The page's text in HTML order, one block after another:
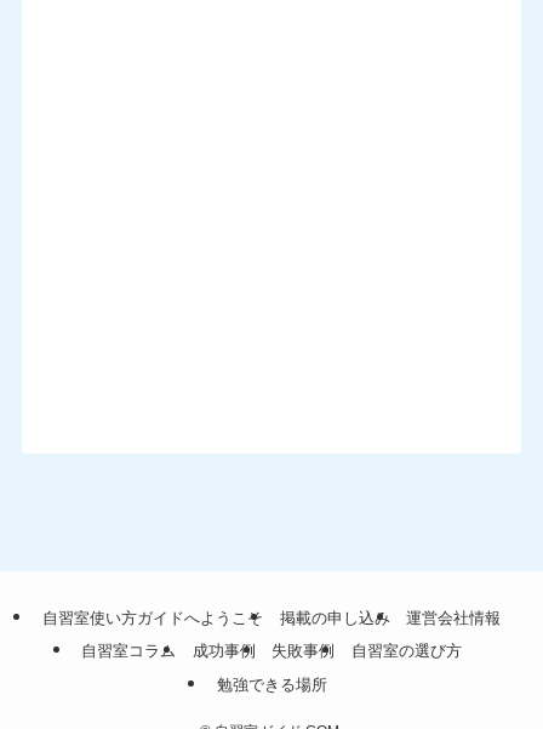
自習室使い方ガイドへようこそ 掲載の申し込み
運営会社情報
自習室コラム
成功事例 失敗事例
自習室の選び方
勉強できる場所